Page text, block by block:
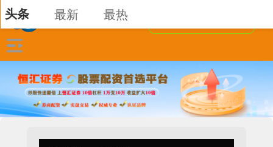
头条 最新 最热